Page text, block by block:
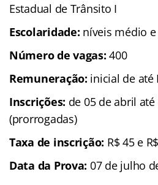
Estadual de Trânsito I
Escolaridade: níveis médio
Número de vagas:400
Remuneração: inicial de até
Inscrições: de 05 de abril
(prorrogadas)
Taxa de inscrição: R$ 45 e
Data da Prova: 07 de julho